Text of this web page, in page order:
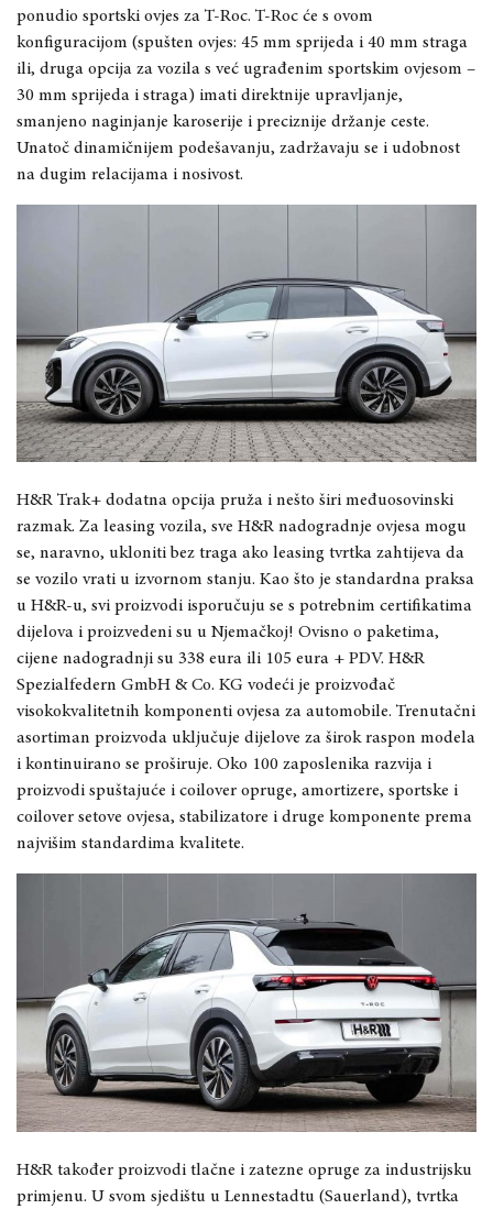
ponudio sportski ovjes za T-Roc. T-Roc će s ovom
konfiguracijom (spušten ovjes: 45 mm sprijeda i 40 mm straga
ili, druga opcija za vozila s već ugrađenim sportskim ovjesom –
30 mm sprijeda i straga) imati direktnije upravljanje,
smanjeno naginjanje karoserije i preciznije držanje ceste.
Unatoč dinamičnijem podešavanju, zadržavaju se i udobnost
na dugim relacijama i nosivost.
H&R Trak+ dodatna opcija pruža i nešto širi međuosovinski
razmak. Za leasing vozila, sve H&R nadogradnje ovjesa mogu
se, naravno, ukloniti bez traga ako leasing tvrtka zahtijeva da
se vozilo vrati u izvornom stanju. Kao što je standardna praksa
u H&R-u, svi proizvodi isporučuju se s potrebnim certifikatima
dijelova i proizvedeni su u Njemačkoj! Ovisno o paketima,
cijene nadogradnji su 338 eura ili 105 eura + PDV. H&R
Spezialfedern GmbH & Co. KG vodeći je proizvođač
visokokvalitetnih komponenti ovjesa za automobile. Trenutačni
asortiman proizvoda uključuje dijelove za širok raspon modela
i kontinuirano se proširuje. Oko 100 zaposlenika razvija i
proizvodi spuštajuće i coilover opruge, amortizere, sportske i
coilover setove ovjesa, stabilizatore i druge komponente prema
najvišim standardima kvalitete.
H&R također proizvodi tlačne i zatezne opruge za industrijsku
primjenu. U svom sjedištu u Lennestadtu (Sauerland), tvrtka